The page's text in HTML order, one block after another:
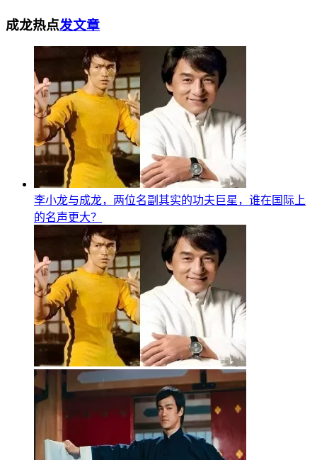
成龙热点发文章
李小龙与成龙，两位名副其实的功夫巨星，谁在国际上
的名声更大？